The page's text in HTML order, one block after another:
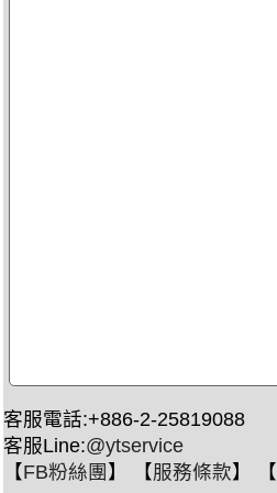
客服電話:+886-2-25819088
客服Line:@ytservice
【FB粉絲團 】 【服務條款】 【